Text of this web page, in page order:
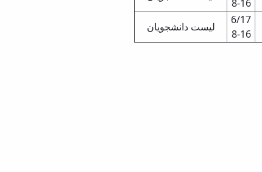
8-16
لیست دانشجویان
6/17
8-16